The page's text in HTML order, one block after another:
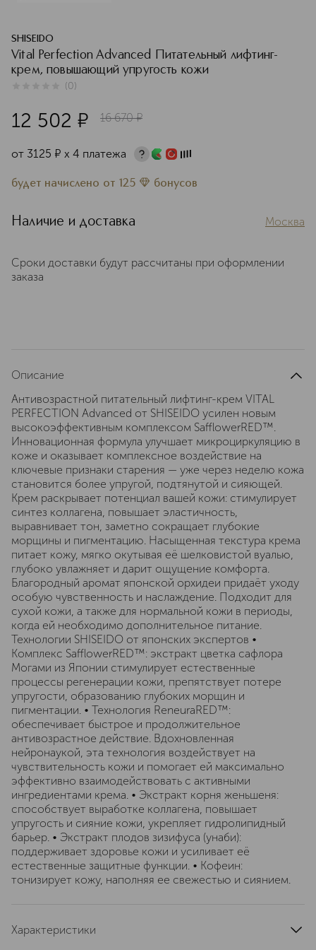
SHISEIDO
Vital Perfection Advanced Питательный лифтинг-
крем, повышающий упругость кожи
(0)
12 502 ¤ 16 670 ¤
от 3125 ¤ х 4 платежа
будет начислено от 125 бонусов
Наличие и доставка Москва
Сроки доставки будут рассчитаны при оформлении
заказа
Описание
Антивозрастной питательный лифтинг-крем VITAL
PERFECTION Advanced от SHISEIDO усилен новым
высокоэффективным комплексом SafflowerRED™.
Инновационная формула улучшает микроциркуляцию в
коже и оказывает комплексное воздействие на
ключевые признаки старения — уже через неделю кожа
становится более упругой, подтянутой и сияющей.
Крем раскрывает потенциал вашей кожи: стимулирует
синтез коллагена, повышает эластичность,
выравнивает тон, заметно сокращает глубокие
морщины и пигментацию. Насыщенная текстура крема
питает кожу, мягко окутывая её шелковистой вуалью,
глубоко увлажняет и дарит ощущение комфорта.
Благородный аромат японской орхидеи придаёт уходу
особую чувственность и наслаждение. Подходит для
сухой кожи, а также для нормальной кожи в периоды,
когда ей необходимо дополнительное питание.
Технологии SHISEIDO от японских экспертов •
Комплекс SafflowerRED™: экстракт цветка сафлора
Могами из Японии стимулирует естественные
процессы регенерации кожи, препятствует потере
упругости, образованию глубоких морщин и
пигментации. • Технология ReneuraRED™:
обеспечивает быстрое и продолжительное
антивозрастное действие. Вдохновленная
нейронаукой, эта технология воздействует на
чувствительность кожи и помогает ей максимально
эффективно взаимодействовать с активными
ингредиентами крема. • Экстракт корня женьшеня:
способствует выработке коллагена, повышает
упругость и сияние кожи, укрепляет гидролипидный
барьер. • Экстракт плодов зизифуса (унаби):
поддерживает здоровье кожи и усиливает её
естественные защитные функции. • Кофеин:
тонизирует кожу, наполняя ее свежестью и сиянием.
Характеристики